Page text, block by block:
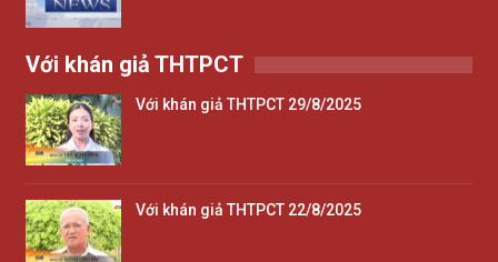
Với khán giả THTPCT
Với khán giả THTPCT 29/8/2025
Với khán giả THTPCT 22/8/2025